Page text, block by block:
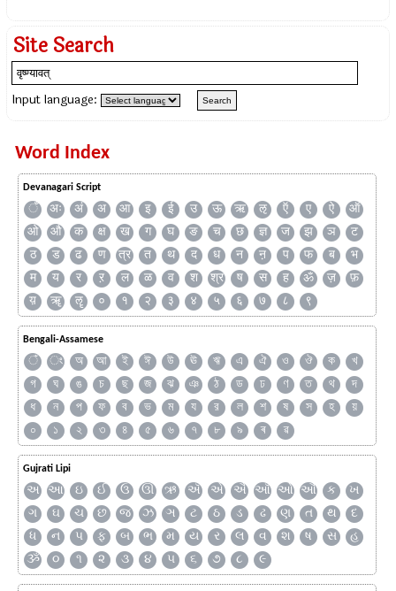
Site Search
Input language:
Word Index
Devanagari Script
ँ अः अं अ आ इ ई उ ऊ ऋ ऌ ऍ ए ऐ
ऑ
ओ
औ क क्ष ख ग घ ङ च छ ज्ञ ज झ ञ
ट
ठ
ड ढ ण त्र त थ द ध न ऩ प फ ब
भ
म
य र ऱ ल ळ व श श्र ष स ह ॐ ज़
फ़
य़
ॠ ॡ ० १ २ ३ ४ ५ ६ ७ ८ ९
Bengali-Assamese
ঁ ং অ আ ই ঈ উ ঊ ঋ এ ঐ ও ঔ ক
খ
গ
ঘ ঙ চ ছ জ ঝ ঞ ঠ ড ঢ ণ ত থ
দ
ধ
ন প ফ ব ভ ম য র ল শ ষ স হ
য়
০
১ ২ ৩ ৪ ৫ ৬ ৭ ৮ ৯ ৰ ৱ
Gujrati Lipi
અ આ ઇ ઈ ઉ ઊ ઋ ઍ એ ઐ ઑ ઓ ઔ ક
ખ
ગ
ઘ ચ છ જ ઝ ઞ ટ ઠ ડ ઢ ણ ત થ
દ
ધ
ન પ ફ બ ભ મ ય ર લ વ શ ષ સ
હ
ૐ
૦ ૧ ૨ ૩ ૪ ૫ ૬ ૭ ૮ ૯